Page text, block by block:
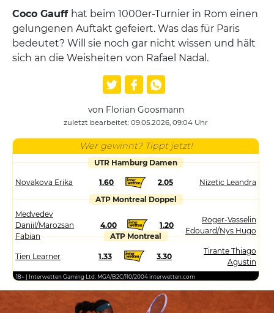
Coco Gauff hat beim 1000er-Turnier in Rom einen
gelungenen Auftakt gefeiert. Was das für Paris
bedeutet? Will sie noch gar nicht wissen und hält
sich an die Weisheiten von Rafael Nadal.
von Florian Goosmann
zuletzt bearbeitet: 09.05.2026, 09:04 Uhr
Wer gewinnt? Tippt jetzt!
UTR Hamburg Damen
Novakova Erika 1.60 2.05
Nizetic Leandra
ATP Montreal Doppel
Medvedev
Daniil/Marozsan
Fabian
4.00 1.20
Roger-Vasselin
Edouard/Nys Hugo
ATP Montreal
Tien Learner 1.33 3.30
Tirante Thiago
Agustin
18+ | Interwetten Gaming Ltd. MGA/B2C/110/2004 interwetten.com